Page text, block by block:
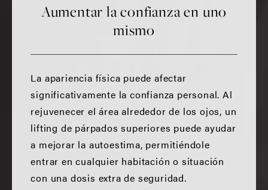
Aumentar la confianza en uno
mismo
La apariencia física puede afectar
significativamente la confianza personal. Al
rejuvenecer el área alrededor de los ojos, un
lifting de párpados superiores puede ayudar
a mejorar la autoestima, permitiéndole
entrar en cualquier habitación o situación
con una dosis extra de seguridad.